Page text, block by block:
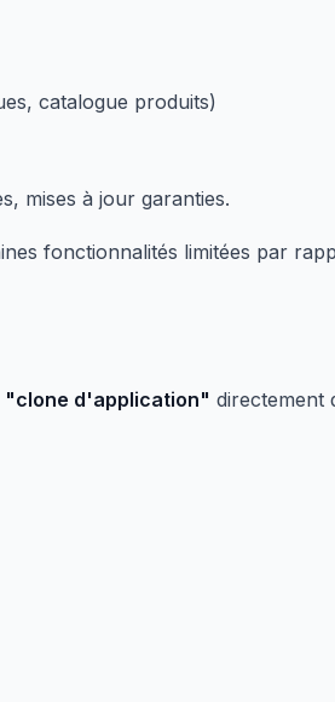
catalogue produits)
mises à jour garanties.
fonctionnalités limitées par
"clone d'application" directement